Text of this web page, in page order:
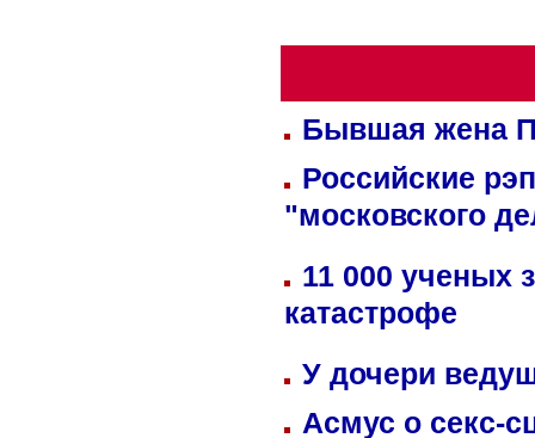
Бывшая жена
Российские
"московского
11 000 ученых
катастрофе
У дочери
Асмус о секс-